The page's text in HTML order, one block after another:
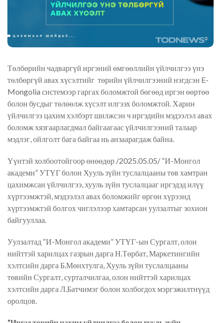
Төлбөрийн чадваргүй иргэний өмгөөллийн үйлчилгээ үнэ
төлбөргүй авах хүсэлтийг төрийн үйлчилгээний нэгдсэн E-
Mongolia системээр гаргах боломжтой бөгөөд иргэн өөртөө
болон бусдыг төлөөлж хүсэлт илгээх боломжтой. Харин
үйлчилгээ цахим хэлбэрт шилжсэн ч иргэдийн мэдээлэл авах
боломж хязгаарлагдмал байгаагаас үйлчилгээний талаар
мэдлэг, ойлголт бага байгаа нь анзаарагдаж байна.
Үүнтэй холбоотойгоор өнөөдөр /2025.05.05/ “И-Монгол
академи” УТҮГ болон Хууль зүйн туслалцааны төв хамтран
цахимжсан үйлчилгээ, хууль зүйн туслалцааг иргэдэд илүү
хүртээмжтэй, мэдээлэл авах боломжийг өргөн хүрээнд
хүртээмжтэй болгох чиглэлээр хамтарсан уулзалтыг зохион
байгууллаа.
Уулзалтад “И-Монгол академи” УТҮГ-ын Сургалт, олон
нийттэй харилцах газрын дарга Н.Төрбат, Маркетингийн
хэлтсийн дарга Б.Мөнхтулга, Хууль зүйн туслалцааны
төвийн Сургалт, сурталчилгаа, олон нийттэй харилцах
хэлтсийн дарга Л.Батчимэг болон холбогдох мэргэжилтнүүд
оролцов.